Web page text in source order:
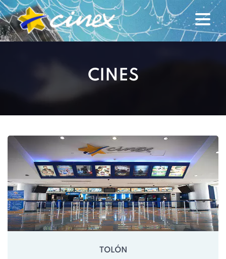
CINES
TOLÓN